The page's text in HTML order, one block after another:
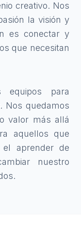
creativo. Nos
la visión y
es conectar y
que necesitan
equipos para
Nos quedamos
valor más allá
aquellos que
el aprender de
nuestro